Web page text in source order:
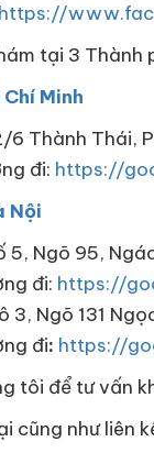
https://
tại 3 Thành
Minh
Thành Thái,
đi: https://
Nội
5, Ngõ 95,
đi: https://
3, Ngõ 131
đi: https://
tôi để tư vấn
cũng như liên